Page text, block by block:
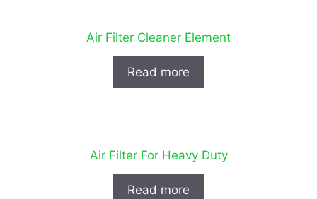
Air Filter Cleaner Element
Read more
Air Filter For Heavy Duty
Read more